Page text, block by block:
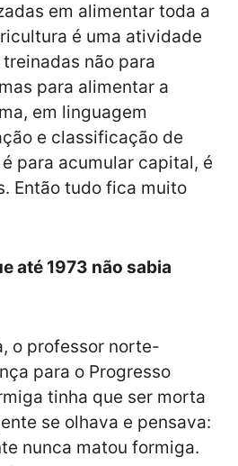
em alimentar toda a
é uma atividade
não para
para alimentar a
em linguagem
e classificação de
para acumular capital, é
Então tudo fica muito
até 1973 não sabia
o professor norte-
para o Progresso
tinha que ser morta
se olhava e pensava:
nunca matou formiga.